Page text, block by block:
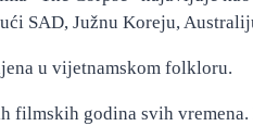
SAD, Južnu Koreju,
u vijetnamskom folkloru.
godina svih vremena.